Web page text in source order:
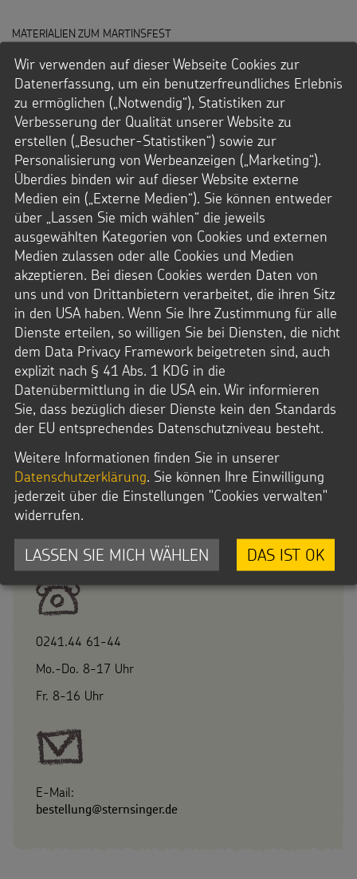
MATERIALIEN ZUM MARTINSFEST
Teile wie Sankt Martin
Alle, die in der Kindertagesstätte, Schule oder Gemeinde das
Martinsfest organisieren, finden in unseren Materialien
zahlreiche Anregungen zur Gestaltung und Umsetzung:
Geschichten, Lieder, Gottesdienstbausteine und Bastelideen.
ZUM MARTINSMATERIAL:
TEILE
WIE
SANKT
MARTIN
Ihr Ansprechpartner
Andreas Gloge
0241.44 61-66
gloge@sternsinger.de
Bestellservice
Fragen zur Bestellung oder einem Abonnement?
Gerne helfen wir weiter.
0241.44 61-44
Mo.-Do. 8-17 Uhr
Fr. 8-16 Uhr
E-Mail:
bestellung@sternsinger.de
Wir verwenden auf dieser Webseite Cookies zur
Datenerfassung, um ein benutzerfreundliches Erlebnis
zu ermöglichen („Notwendig“), Statistiken zur
Verbesserung der Qualität unserer Website zu
erstellen („Besucher-Statistiken“) sowie zur
Personalisierung von Werbeanzeigen („Marketing“).
Überdies binden wir auf dieser Website externe
Medien ein („Externe Medien“). Sie können entweder
über „Lassen Sie mich wählen“ die jeweils
ausgewählten Kategorien von Cookies und externen
Medien zulassen oder alle Cookies und Medien
akzeptieren. Bei diesen Cookies werden Daten von
uns und von Drittanbietern verarbeitet, die ihren Sitz
in den USA haben. Wenn Sie Ihre Zustimmung für alle
Dienste erteilen, so willigen Sie bei Diensten, die nicht
dem Data Privacy Framework beigetreten sind, auch
explizit nach § 41 Abs. 1 KDG in die
Datenübermittlung in die USA ein. Wir informieren
Sie, dass bezüglich dieser Dienste kein den Standards
der EU entsprechendes Datenschutzniveau besteht.
Weitere Informationen finden Sie in unserer
Datenschutzerklärung. Sie können Ihre Einwilligung
jederzeit über die Einstellungen "Cookies verwalten"
widerrufen.
LASSEN SIE MICH WÄHLEN DAS IST OK